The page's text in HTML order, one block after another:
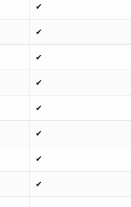
✔
✔
✔
✔
✔
✔
✔
✔